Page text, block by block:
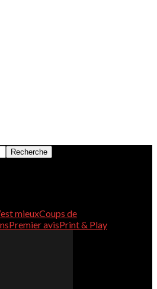
mieuxCoups de
Premier avisPrint & Play